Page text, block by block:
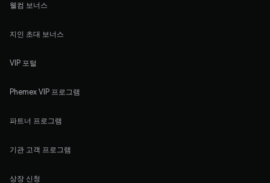
웰컴 보너스
지인 초대 보너스
VIP 포털
Phemex VIP 프로그램
파트너 프로그램
기관 고객 프로그램
상장 신청